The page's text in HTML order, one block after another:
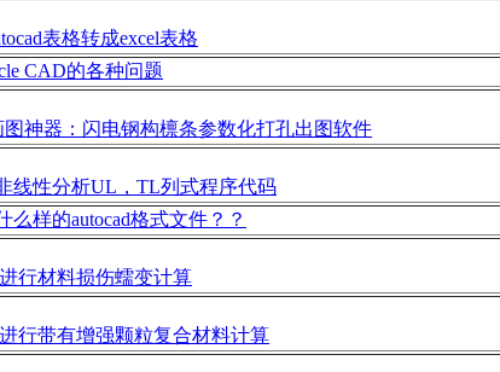
表格转成excel表格
CAD的各种问题
图神器：闪电钢构檩条参数化打孔出图软件
线性分析UL，TL列式程序代码
么样的autocad格式文件？？
行材料损伤蠕变计算
行带有增强颗粒复合材料计算